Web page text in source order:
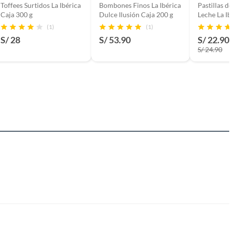
Toffees Surtidos La Ibérica
Caja 300 g
(1)
S/ 28
Bombones Finos La Ibérica
Dulce Ilusión Caja 200 g
(1)
S/ 53.90
Pastillas de
Leche La
S/ 22.90
S/ 24.90